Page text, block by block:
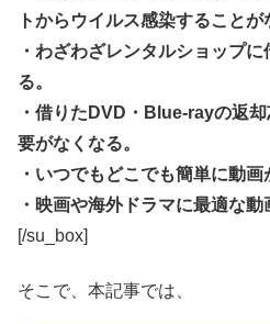
トからウイルス感染することが
・わざわざレンタルショップ
る。
・借りたDVD・Blue-rayの返
要がなくなる。
・いつでもどこでも簡単に動画
・映画や海外ドラマに最適な動
[/su_box]
そこで、本記事では、